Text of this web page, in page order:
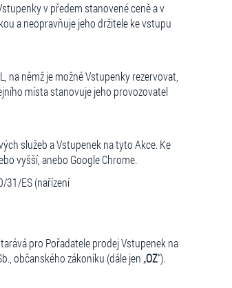
v předem stanovené ceně a v
a neopravňuje jeho držitele ke vstupu
na němž je možné Vstupenky rezervovat,
místa stanovuje jeho provozovatel
služeb a Vstupenek na tyto Akce. Ke
vyšší, anebo Google Chrome.
31/ES (nařízení
pro Pořadatele prodej Vstupenek na
občanského zákoníku (dále jen „OZ“).